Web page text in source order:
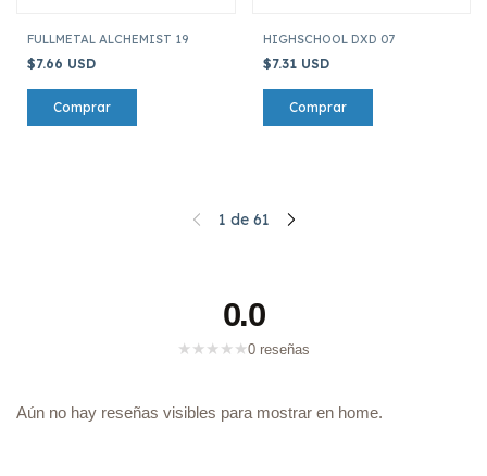
FULLMETAL ALCHEMIST 19
$7.66 USD
HIGHSCHOOL DXD 07
$7.31 USD
1 de 61
0.0
★ ★ ★ ★ ★0 reseñas
Aún no hay reseñas visibles para mostrar en home.